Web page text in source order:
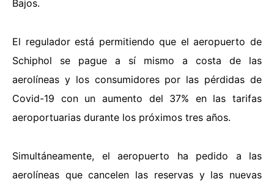
Bajos.
El regulador está permitiendo que el aeropuerto de
Schiphol se pague a sí mismo a costa de las
aerolíneas y los consumidores por las pérdidas de
Covid-19 con un aumento del 37% en las tarifas
aeroportuarias durante los próximos tres años.
Simultáneamente, el aeropuerto ha pedido a las
aerolíneas que cancelen las reservas y las nuevas